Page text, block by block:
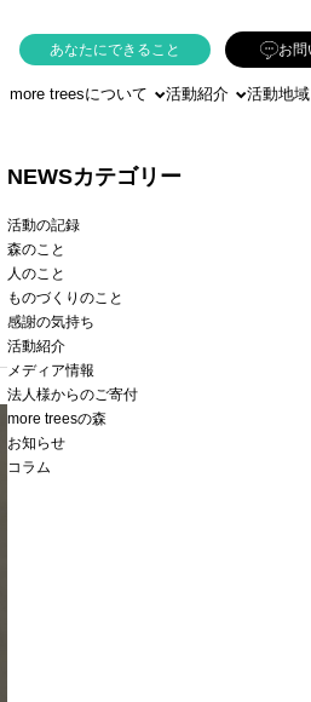
more treesについて 活動紹介 活動地域
あなたにできること お
NEWSカテゴリー
活動の記録
森のこと
人のこと
ものづくりのこと
感謝の気持ち
活動紹介
メディア情報
法人様からのご寄付
more treesの森
お知らせ
コラム